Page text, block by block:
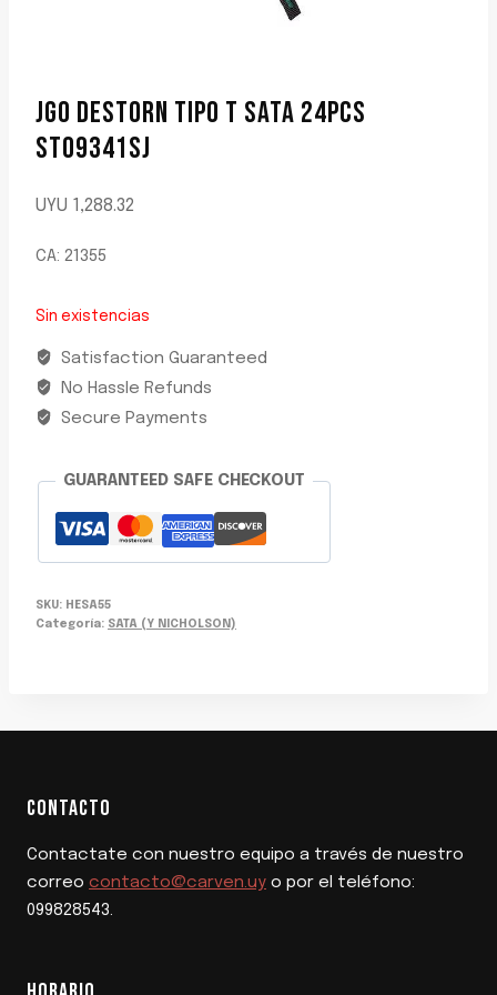
JGO DESTORN TIPO T SATA 24PCS
ST09341SJ
UYU 1,288.32
CA: 21355
Sin existencias
Satisfaction Guaranteed
No Hassle Refunds
Secure Payments
GUARANTEED SAFE CHECKOUT
SKU: HESA55
Categoría: SATA (Y NICHOLSON)
CONTACTO
Contactate con nuestro equipo a través de nuestro
correo contacto@carven.uy o por el teléfono:
099828543.